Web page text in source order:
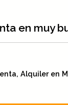
en muy
Alquiler en